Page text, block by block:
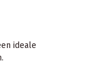
ideale